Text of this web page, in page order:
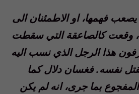
فهمها، او الاطمئنان الى
وقعت كالصاعقة التي سقطت
هذا الرجل الذي نسب اليه
نفسه. فغسان دلال كما
بما جرى، انه لم يكن